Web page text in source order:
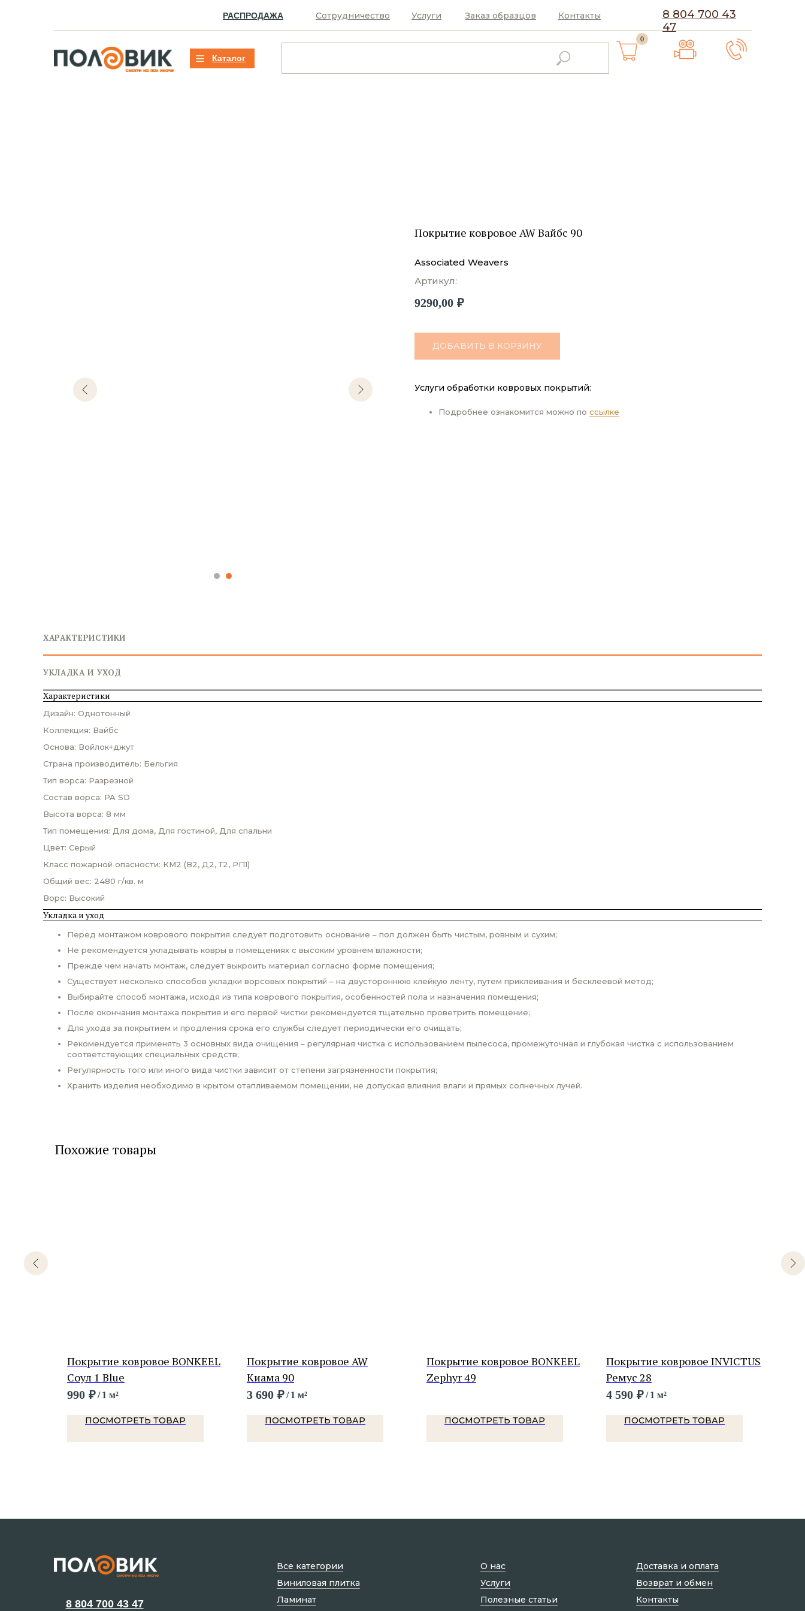
8 804 700 43
47
Услуги
Сотрудничество Контакты
Заказ образцов
РАСПРОДАЖА
0
Каталог
Покрытие ковровое AW Вайбс 90
Associated Weavers
Артикул:
9290,00 ₽
ДОБАВИТЬ В КОРЗИНУ
Услуги обработки ковровых покрытий:
Подробнее ознакомится можно по ссылке
ХАРАКТЕРИСТИКИ
УКЛАДКА И УХОД
Характеристики
Дизайн: Однотонный
Коллекция: Вайбс
Основа: Войлок+джут
Страна производитель: Бельгия
Тип ворса: Разрезной
Состав ворса: PA SD
Высота ворса: 8 мм
Тип помещения: Для дома, Для гостиной, Для спальни
Цвет: Серый
Класс пожарной опасности: КМ2 (В2, Д2, Т2, РП1)
Общий вес: 2480 г/кв. м
Ворс: Высокий
Укладка и уход
Перед монтажом коврового покрытия следует подготовить основание – пол должен быть чистым, ровным и сухим;
Не рекомендуется укладывать ковры в помещениях с высоким уровнем влажности;
Прежде чем начать монтаж, следует выкроить материал согласно форме помещения;
Существует несколько способов укладки ворсовых покрытий – на двустороннюю клейкую ленту, путем приклеивания и бесклеевой метод;
Выбирайте способ монтажа, исходя из типа коврового покрытия, особенностей пола и назначения помещения;
После окончания монтажа покрытия и его первой чистки рекомендуется тщательно проветрить помещение;
Для ухода за покрытием и продления срока его службы следует периодически его очищать;
Рекомендуется применять 3 основных вида очищения – регулярная чистка с использованием пылесоса, промежуточная и глубокая чистка с использованием
соответствующих специальных средств;
Регулярность того или иного вида чистки зависит от степени загрязненности покрытия;
Хранить изделия необходимо в крытом отапливаемом помещении, не допуская влияния влаги и прямых солнечных лучей.
Похожие товары
Покрытие ковровое BONKEEL
Соул 1 Blue
990 ₽/ 1 м²
ПОСМОТРЕТЬ ТОВАР
Покрытие ковровое AW
Киама 90
3 690 ₽/ 1 м²
ПОСМОТРЕТЬ ТОВАР
Покрытие ковровое BONKEEL
Zephyr 49
ПОСМОТРЕТЬ ТОВАР
Покрытие ковровое INVICTUS
Ремус 28
4 590 ₽/ 1 м²
ПОСМОТРЕТЬ ТОВАР
8 804 700 43 47
О нас
Услуги
Полезные статьи
Доставка и оплата
Возврат и обмен
Контакты
Все категории
Виниловая плитка
Ламинат